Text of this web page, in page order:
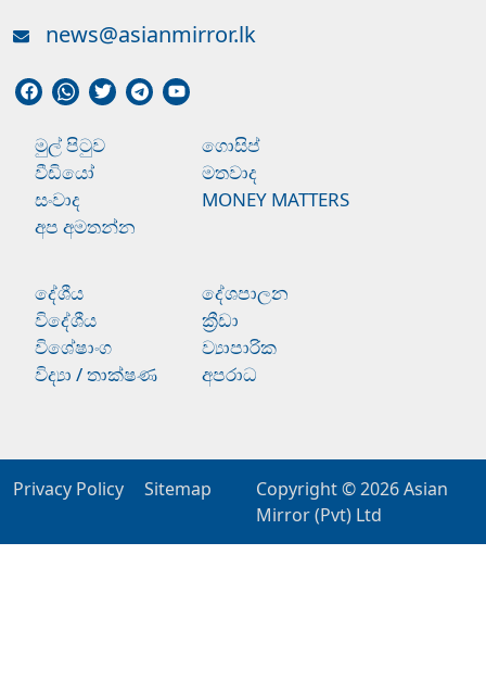
news@asianmirror.lk
මුල් පිටුව
ගොසිප්
වීඩියෝ
මතවාද
සංවාද
MONEY MATTERS
අප අමතන්න
දේශීය
දේශපාලන
විදේශීය
ක්‍රීඩා
විශේෂාංග
ව්‍යාපාරික
විද්‍යා / තාක්ෂණ
අපරාධ
Privacy Policy Sitemap Copyright © 2026Asian
Mirror (Pvt) Ltd